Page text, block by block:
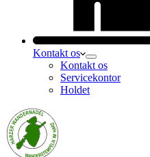
Kontakt os
Kontakt os
Servicekontor
Holdet